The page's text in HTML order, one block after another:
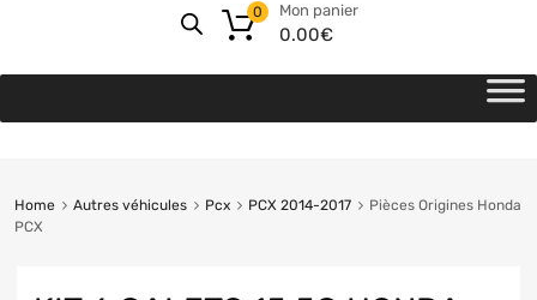
Mon panier
0.00€
0
Home Autres véhicules Pcx PCX 2014-2017
Pièces Origines Honda
PCX